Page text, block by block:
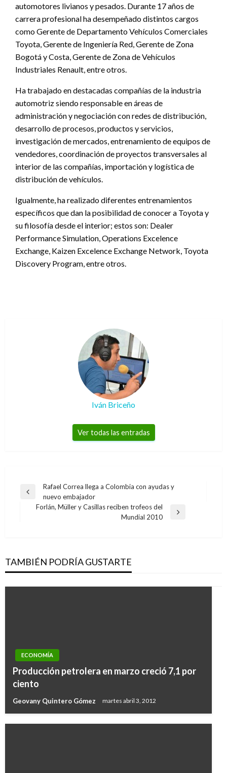
automotores livianos y pesados. Durante 17 años de
carrera profesional ha desempeñado distintos cargos
como Gerente de Departamento Vehículos Comerciales
Toyota, Gerente de Ingeniería Red, Gerente de Zona
Bogotá y Costa, Gerente de Zona de Vehículos
Industriales Renault, entre otros.
Ha trabajado en destacadas compañías de la industria
automotriz siendo responsable en áreas de
administración y negociación con redes de distribución,
desarrollo de procesos, productos y servicios,
investigación de mercados, entrenamiento de equipos de
vendedores, coordinación de proyectos transversales al
interior de las compañías, importación y logística de
distribución de vehículos.
Igualmente, ha realizado diferentes entrenamientos
específicos que dan la posibilidad de conocer a Toyota y
su filosofía desde el interior; estos son: Dealer
Performance Simulation, Operations Excelence
Exchange, Kaizen Excelence Exchange Network, Toyota
Discovery Program, entre otros.
Iván Briceño
Ver todas las entradas
Navegación
Entrada
anterior
Rafael Correa llega a Colombia con ayudas y
nuevo embajador
Forlán, Müller y Casillas reciben trofeos del
Mundial 2010
TAMBIÉN PODRÍA GUSTARTE
ECONOMÍA
Producción petrolera en marzo creció 7,1 por
ciento
Geovany Quintero Gómez martes abril 3, 2012